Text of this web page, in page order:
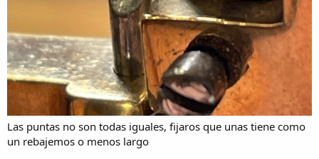
Las puntas no son todas iguales, fijaros que unas tiene como
un rebajemos o menos largo